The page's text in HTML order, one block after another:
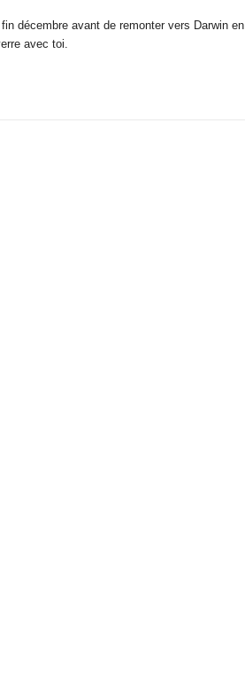
décembre avant de remonter vers Darwin en
avec toi.